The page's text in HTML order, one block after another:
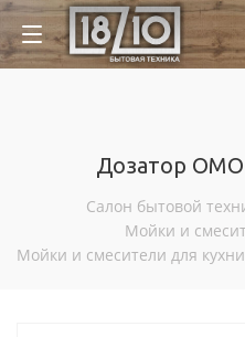
Дозатор
Салон бытовой
Мойки и
Мойки и смесители для кухни